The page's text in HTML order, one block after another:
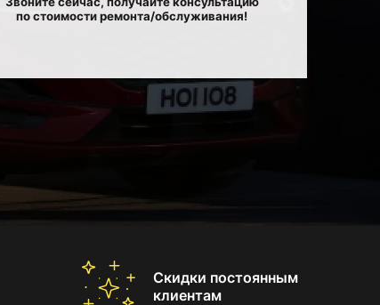
по стоимости ремонта/обслуживания!
Скидки постоянным
клиентам